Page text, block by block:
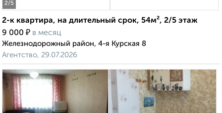
2/5
2-к квартира, на длительный срок, 54м², 2/5 этаж
9 000 ₽ в месяц
Железнодорожный район, 4-я Курская 8
Агентство, 29.07.2026